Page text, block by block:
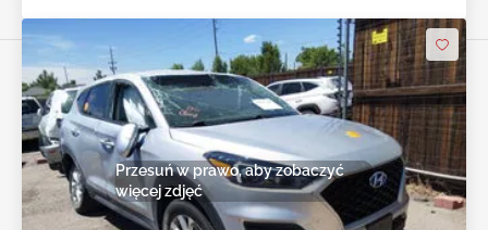
Przesuń w prawo, aby zobaczyć
więcej zdjęć